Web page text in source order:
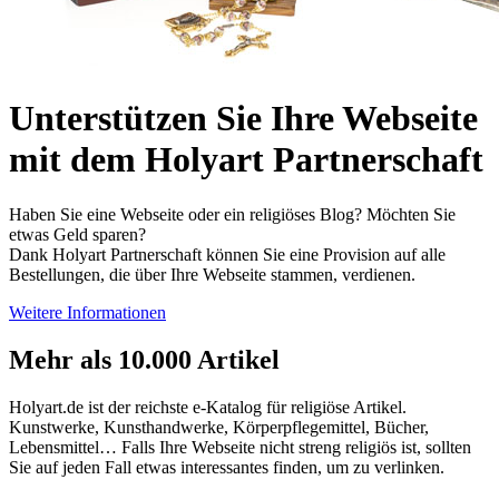
Unterstützen Sie Ihre Webseite
mit dem Holyart Partnerschaft
Haben Sie eine Webseite oder ein religiöses Blog? Möchten Sie
etwas Geld sparen?
Dank Holyart Partnerschaft können Sie eine Provision auf alle
Bestellungen, die über Ihre Webseite stammen, verdienen.
Weitere Informationen
Mehr als 10.000 Artikel
Holyart.de ist der reichste e-Katalog für religiöse Artikel.
Kunstwerke, Kunsthandwerke, Körperpflegemittel, Bücher,
Lebensmittel… Falls Ihre Webseite nicht streng religiös ist, sollten
Sie auf jeden Fall etwas interessantes finden, um zu verlinken.